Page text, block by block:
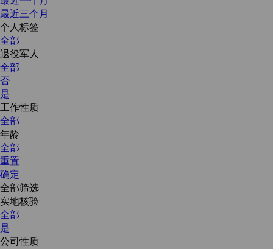
最近三个月
个人标签
全部
退役军人
全部
否
是
工作性质
全部
年龄
全部
重置
确定
全部筛选
实地核验
全部
是
公司性质